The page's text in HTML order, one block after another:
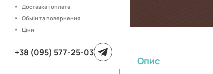
Доставка і оплата
Обмін та повернення
Ціни
+38 (095) 577-25-03
Опис